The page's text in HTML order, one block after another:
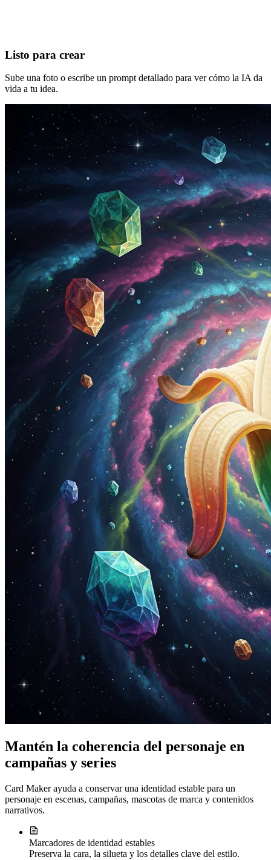
Listo para crear
Sube una foto o escribe un prompt detallado para ver cómo la IA da
vida a tu idea.
Mantén la coherencia del personaje en
campañas y series
Card Maker ayuda a conservar una identidad estable para un
personaje en escenas, campañas, mascotas de marca y contenidos
narrativos.
Marcadores de identidad estables
Preserva la cara, la silueta y los detalles clave del estilo.